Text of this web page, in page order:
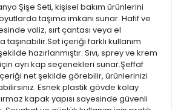
Şişe Seti, kişisel bakım ürünlerini
taşıma imkanı sunar. Hafif ve
valiz, sırt çantası veya el
taşınabilir.Set içeriği farklı kullanım
hazırlanmıştır. Sıvı, sprey ve krem
ayrı kap seçenekleri sunar.Şeffaf
net şekilde görebilir, ürünlerinizi
Esnek plastik gövde kolay
kapak yapısı sayesinde güvenli